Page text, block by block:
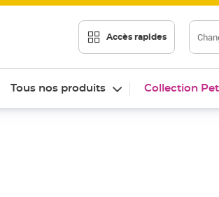
Accès rapides
Tous nos produits Collection